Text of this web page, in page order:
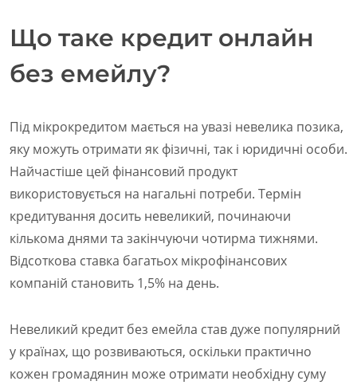
Що таке кредит онлайн
без емейлу?
Під мікрокредитом мається на увазі невелика позика,
яку можуть отримати як фізичні, так і юридичні особи.
Найчастіше цей фінансовий продукт
використовується на нагальні потреби. Термін
кредитування досить невеликий, починаючи
кількома днями та закінчуючи чотирма тижнями.
Відсоткова ставка багатьох мікрофінансових
компаній становить 1,5% на день.
Невеликий кредит без емейла став дуже популярний
у країнах, що розвиваються, оскільки практично
кожен громадянин може отримати необхідну суму